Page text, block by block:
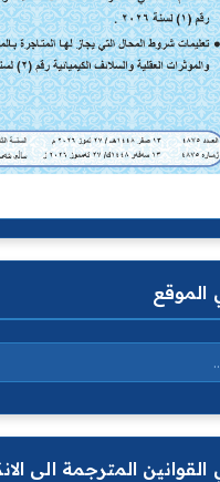
الموقع
المترجمة الى